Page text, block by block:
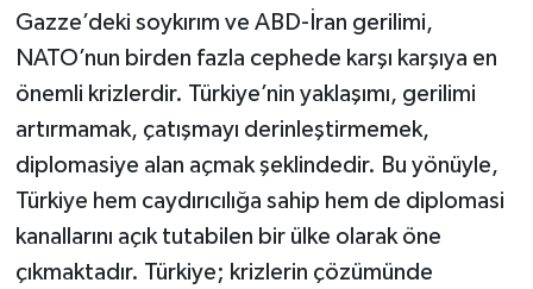
Gazze’deki soykırım ve ABD-İran gerilimi,
NATO’nun birden fazla cephede karşı karşıya en
önemli krizlerdir. Türkiye’nin yaklaşımı, gerilimi
artırmamak, çatışmayı derinleştirmemek,
diplomasiye alan açmak şeklindedir. Bu yönüyle,
Türkiye hem caydırıcılığa sahip hem de diplomasi
kanallarını açık tutabilen bir ülke olarak öne
çıkmaktadır. Türkiye; krizlerin çözümünde